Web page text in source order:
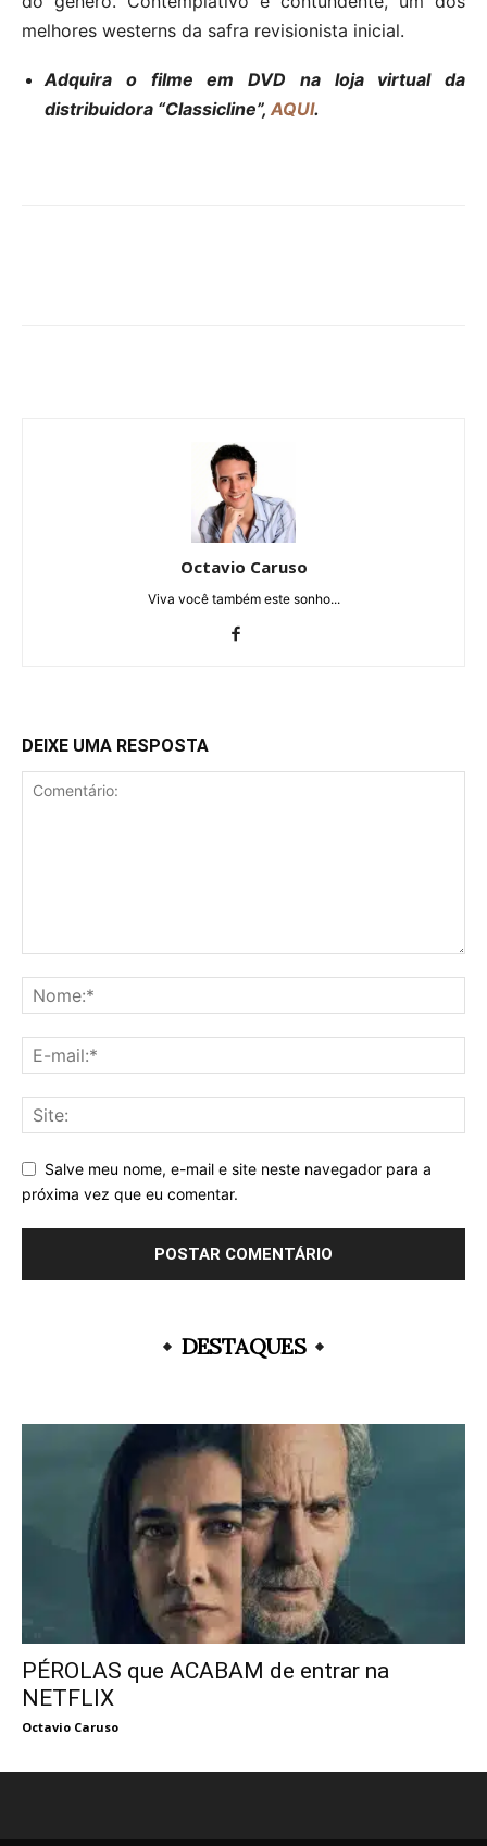
melhores westerns da safra revisionista inicial.
Adquira o filme em DVD na loja virtual da
distribuidora “Classicline”, AQUI.
Octavio Caruso
Viva você também este sonho...
DEIXE UMA RESPOSTA
Salve meu nome, e-mail e site neste navegador para a
próxima vez que eu comentar.
DESTAQUES
PÉROLAS que ACABAM de entrar na
NETFLIX
Octavio Caruso